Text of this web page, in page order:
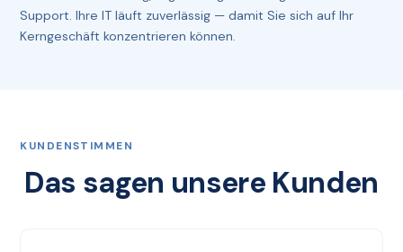
Support. Ihre IT läuft zuverlässig — damit Sie sich auf Ihr
Kerngeschäft konzentrieren können.
KUNDENSTIMMEN
Das sagen unsere Kunden